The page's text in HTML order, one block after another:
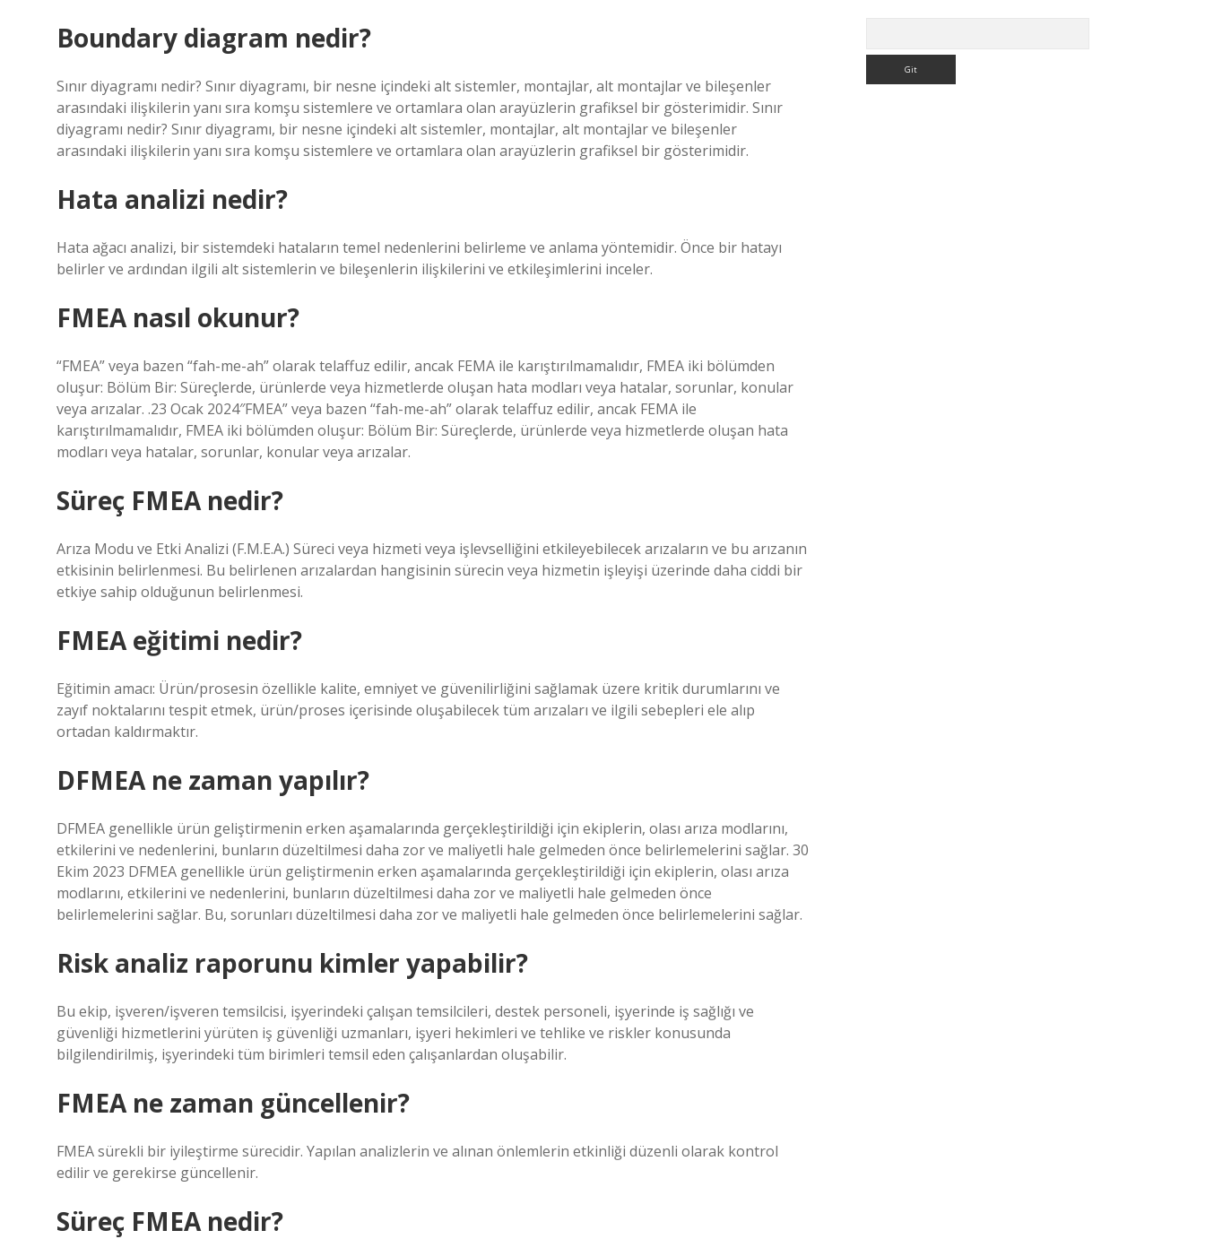
Boundary diagram nedir?
Sınır diyagramı nedir? Sınır diyagramı, bir nesne içindeki alt sistemler, montajlar, alt montajlar ve bileşenler
arasındaki ilişkilerin yanı sıra komşu sistemlere ve ortamlara olan arayüzlerin grafiksel bir gösterimidir. Sınır
diyagramı nedir? Sınır diyagramı, bir nesne içindeki alt sistemler, montajlar, alt montajlar ve bileşenler
arasındaki ilişkilerin yanı sıra komşu sistemlere ve ortamlara olan arayüzlerin grafiksel bir gösterimidir.
Hata analizi nedir?
Hata ağacı analizi, bir sistemdeki hataların temel nedenlerini belirleme ve anlama yöntemidir. Önce bir hatayı
belirler ve ardından ilgili alt sistemlerin ve bileşenlerin ilişkilerini ve etkileşimlerini inceler.
FMEA nasıl okunur?
“FMEA” veya bazen “fah-me-ah” olarak telaffuz edilir, ancak FEMA ile karıştırılmamalıdır, FMEA iki bölümden
oluşur: Bölüm Bir: Süreçlerde, ürünlerde veya hizmetlerde oluşan hata modları veya hatalar, sorunlar, konular
veya arızalar. .23 Ocak 2024″FMEA” veya bazen “fah-me-ah” olarak telaffuz edilir, ancak FEMA ile
karıştırılmamalıdır, FMEA iki bölümden oluşur: Bölüm Bir: Süreçlerde, ürünlerde veya hizmetlerde oluşan hata
modları veya hatalar, sorunlar, konular veya arızalar.
Süreç FMEA nedir?
Arıza Modu ve Etki Analizi (F.M.E.A.) Süreci veya hizmeti veya işlevselliğini etkileyebilecek arızaların ve bu arızanın
etkisinin belirlenmesi. Bu belirlenen arızalardan hangisinin sürecin veya hizmetin işleyişi üzerinde daha ciddi bir
etkiye sahip olduğunun belirlenmesi.
FMEA eğitimi nedir?
Eğitimin amacı: Ürün/prosesin özellikle kalite, emniyet ve güvenilirliğini sağlamak üzere kritik durumlarını ve
zayıf noktalarını tespit etmek, ürün/proses içerisinde oluşabilecek tüm arızaları ve ilgili sebepleri ele alıp
ortadan kaldırmaktır.
DFMEA ne zaman yapılır?
DFMEA genellikle ürün geliştirmenin erken aşamalarında gerçekleştirildiği için ekiplerin, olası arıza modlarını,
etkilerini ve nedenlerini, bunların düzeltilmesi daha zor ve maliyetli hale gelmeden önce belirlemelerini sağlar. 30
Ekim 2023 DFMEA genellikle ürün geliştirmenin erken aşamalarında gerçekleştirildiği için ekiplerin, olası arıza
modlarını, etkilerini ve nedenlerini, bunların düzeltilmesi daha zor ve maliyetli hale gelmeden önce
belirlemelerini sağlar. Bu, sorunları düzeltilmesi daha zor ve maliyetli hale gelmeden önce belirlemelerini sağlar.
Risk analiz raporunu kimler yapabilir?
Bu ekip, işveren/işveren temsilcisi, işyerindeki çalışan temsilcileri, destek personeli, işyerinde iş sağlığı ve
güvenliği hizmetlerini yürüten iş güvenliği uzmanları, işyeri hekimleri ve tehlike ve riskler konusunda
bilgilendirilmiş, işyerindeki tüm birimleri temsil eden çalışanlardan oluşabilir.
FMEA ne zaman güncellenir?
FMEA sürekli bir iyileştirme sürecidir. Yapılan analizlerin ve alınan önlemlerin etkinliği düzenli olarak kontrol
edilir ve gerekirse güncellenir.
Süreç FMEA nedir?